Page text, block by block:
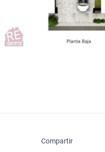
Compartir